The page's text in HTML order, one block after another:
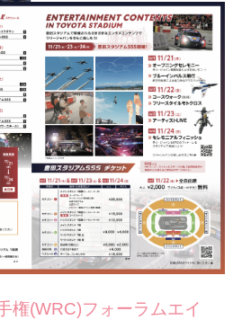
権(WRC)フォーラムエイ